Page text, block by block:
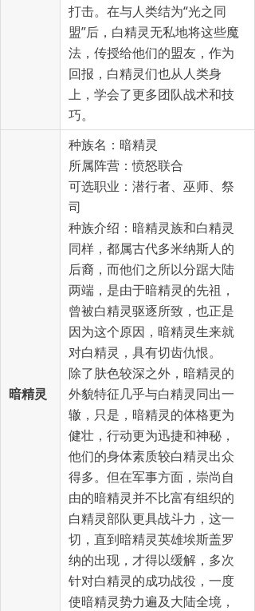
打击。在与人类结为“光之同
盟”后，白精灵无私地将这些魔
法，传授给他们的盟友，作为
回报，白精灵们也从人类身
上，学会了更多团队战术和技
巧。
暗精灵
种族名：暗精灵
所属阵营：愤怒联合
可选职业：潜行者、巫师、祭
司
种族介绍：暗精灵族和白精灵
同样，都属古代多米纳斯人的
后裔，而他们之所以分踞大陆
两端，是由于暗精灵的先祖，
曾被白精灵驱逐所致，也正是
因为这个原因，暗精灵生来就
对白精灵，具有切齿仇恨。
除了肤色较深之外，暗精灵的
外貌特征几乎与白精灵同出一
辙，只是，暗精灵的体格更为
健壮，行动更为迅捷和神秘，
他们的身体素质较白精灵出众
得多。但在军事方面，崇尚自
由的暗精灵并不比富有组织的
白精灵部队更具战斗力，这一
切，直到暗精灵英雄埃斯盖罗
纳的出现，才得以缓解，多次
针对白精灵的成功战役，一度
使暗精灵势力遍及大陆全境，